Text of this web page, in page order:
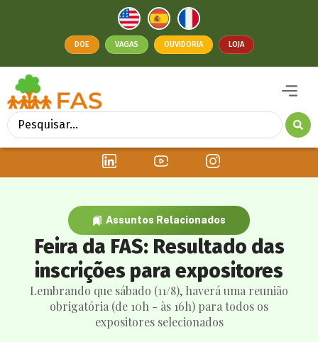
DOE VAGAS OUVIDORIA LOJA
Assuntos Relacionados
Feira da FAS: Resultado das
inscrições para expositores
Lembrando que sábado (11/8), haverá uma reunião
obrigatória (de 10h - às 16h) para todos os
expositores selecionados